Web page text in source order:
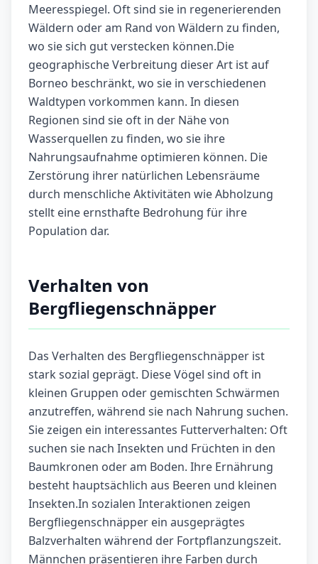
Meeresspiegel. Oft sind sie in regenerierenden
Wäldern oder am Rand von Wäldern zu finden,
wo sie sich gut verstecken können.Die
geographische Verbreitung dieser Art ist auf
Borneo beschränkt, wo sie in verschiedenen
Waldtypen vorkommen kann. In diesen
Regionen sind sie oft in der Nähe von
Wasserquellen zu finden, wo sie ihre
Nahrungsaufnahme optimieren können. Die
Zerstörung ihrer natürlichen Lebensräume
durch menschliche Aktivitäten wie Abholzung
stellt eine ernsthafte Bedrohung für ihre
Population dar.
Verhalten von
Bergfliegenschnäpper
Das Verhalten des Bergfliegenschnäpper ist
stark sozial geprägt. Diese Vögel sind oft in
kleinen Gruppen oder gemischten Schwärmen
anzutreffen, während sie nach Nahrung suchen.
Sie zeigen ein interessantes Futterverhalten: Oft
suchen sie nach Insekten und Früchten in den
Baumkronen oder am Boden. Ihre Ernährung
besteht hauptsächlich aus Beeren und kleinen
Insekten.In sozialen Interaktionen zeigen
Bergfliegenschnäpper ein ausgeprägtes
Balzverhalten während der Fortpflanzungszeit.
Männchen präsentieren ihre Farben durch